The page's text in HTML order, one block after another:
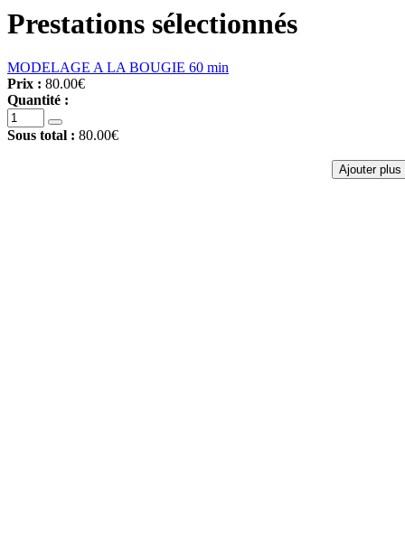
Prestations sélectionnés
MODELAGE A LA BOUGIE 60 min
Prix : 80.00€
Quantité :
Sous total : 80.00€
Ajouter plus